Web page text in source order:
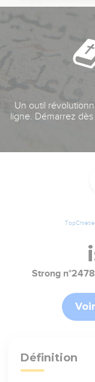
Un outil
ligne. Démarrez
Strong n°2478
Définition